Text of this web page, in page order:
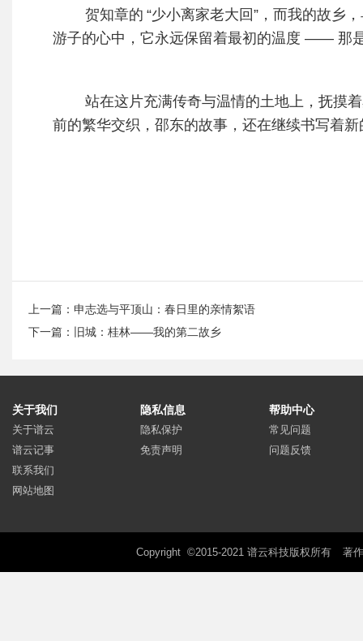
贺知章的 “少小离家老大回”，而我的故乡
游子的心中，它永远保留着最初的温度 —— 那
站在这片充满传奇与温情的土地上，抚摸着
前的繁华交织，邵东的故事，还在继续书写着新
上一篇： 申志选与平顶山：春日里的亲情絮语
下一篇：
旧城：桂林——我的第二故乡
关于我们
关于谱云
谱云记事
联系我们
网站地图
隐私信息
隐私保护
免责声明
帮助中心
常见问题
问题反馈
Copyright ©2015-2021 谱云科技版权所有 著